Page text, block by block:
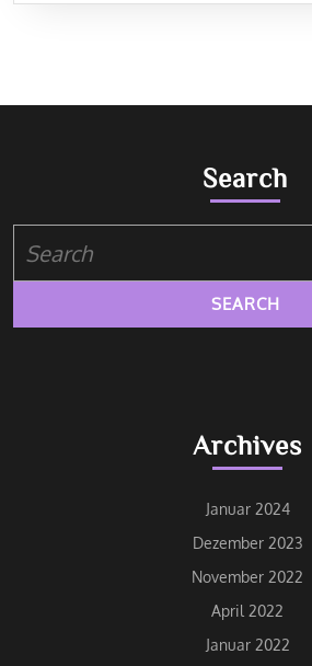
Search
for:
Archives
Januar 2024
Dezember 2023
November 2022
April 2022
Januar 2022